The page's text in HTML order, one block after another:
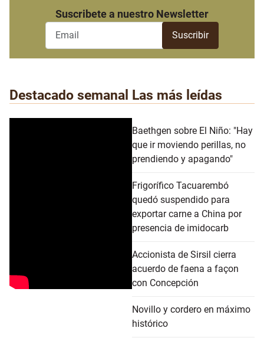
Suscribete a nuestro Newsletter
Destacado semanal Las más leídas
Baethgen sobre El Niño: "Hay
que ir moviendo perillas, no
prendiendo y apagando"
Frigorífico Tacuarembó
quedó suspendido para
exportar carne a China por
presencia de imidocarb
Accionista de Sirsil cierra
acuerdo de faena a façon
con Concepción
Novillo y cordero en máximo
histórico